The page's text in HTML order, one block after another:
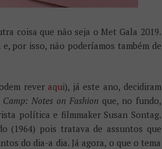
coisa que não seja o Met Gala 2019.
por isso, não poderíamos também de
rever aqui), já este ano, decidiram
Camp: Notes on Fashion que, no fundo,
política e filmmaker Susan Sontag.
(1964) pois tratava de assuntos que
do dia-a dia. Já agora, o que o tema